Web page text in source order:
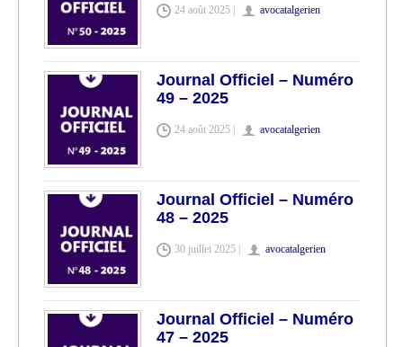
24 août 2025 | avocatalgerien
Journal Officiel – Numéro
49 – 2025
24 août 2025 | avocatalgerien
Journal Officiel – Numéro
48 – 2025
30 juillet 2025 | avocatalgerien
Journal Officiel – Numéro
47 – 2025